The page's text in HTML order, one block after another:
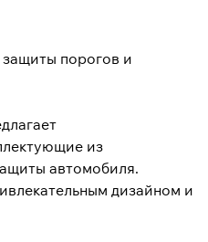
порогов и
из
автомобиля.
дизайном и